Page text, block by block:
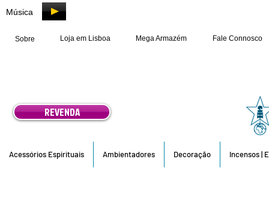
Música
Sobre Loja em Lisboa Mega Armazém Fale Connosco
REVENDA
Acessórios Espirituais Ambientadores Decoração Incensos |